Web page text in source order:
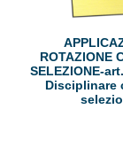
ROTAZIONE
SELEZIONE-
Disciplinare